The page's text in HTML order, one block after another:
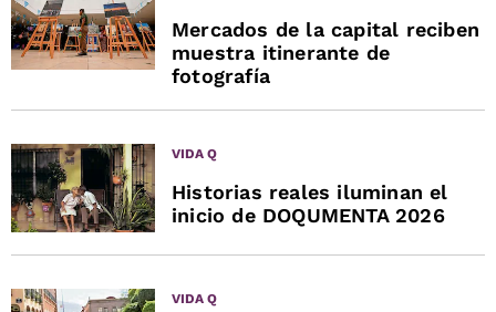
Mercados de la capital reciben
muestra itinerante de
fotografía
VIDA Q
Historias reales iluminan el
inicio de DOQUMENTA 2026
VIDA Q